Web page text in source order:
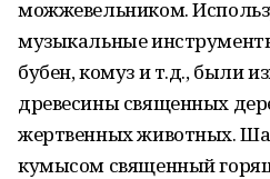
можжевельником.
музыкальные
бубен, комуз и т.д., были
древесины священных
жертвенных животных.
кумысом священный